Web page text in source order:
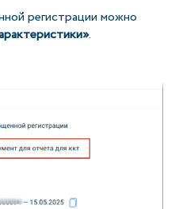
регистрации можно
.